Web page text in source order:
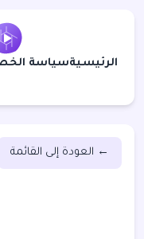
الرئيسيةسياسة
← العودة إلى القائمة